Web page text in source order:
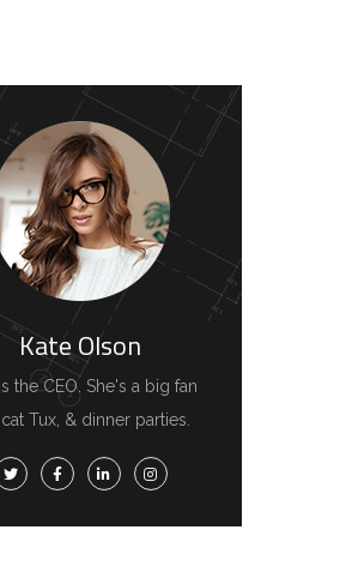
Kate Olson
the CEO. She's a big fan
Tux, & dinner parties.